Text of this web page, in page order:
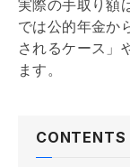
実際の手取り額
では公的年金か
されるケース」
ます。
CONTENTS